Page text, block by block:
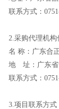
联系方式：
2.采购代理机构
名 称： 广东合
地 址： 广东
联系方式：
3.项目联系方式